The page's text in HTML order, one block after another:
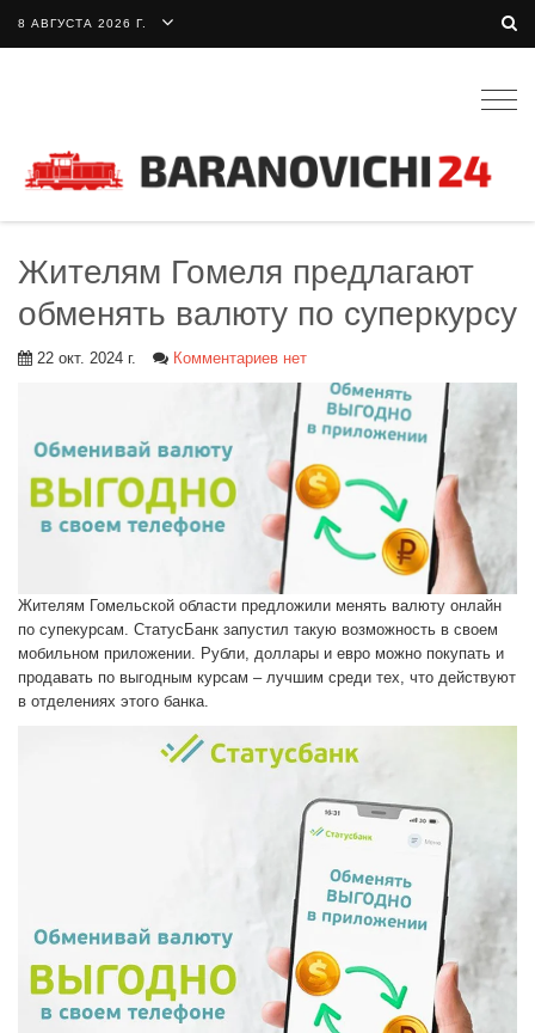
8 АВГУСТА 2026 Г.
Жителям Гомеля предлагают
обменять валюту по суперкурсу
22 окт. 2024 г. Комментариев нет
Жителям Гомельской области предложили менять валюту онлайн
по супекурсам. СтатусБанк запустил такую возможность в своем
мобильном приложении. Рубли, доллары и евро можно покупать и
продавать по выгодным курсам – лучшим среди тех, что действуют
в отделениях этого банка.